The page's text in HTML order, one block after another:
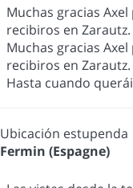
Muchas gracias
recibiros en
Muchas gracias
recibiros en Zarautz.
Hasta cuando
Ubicación estupenda
Fermin (Espagne)